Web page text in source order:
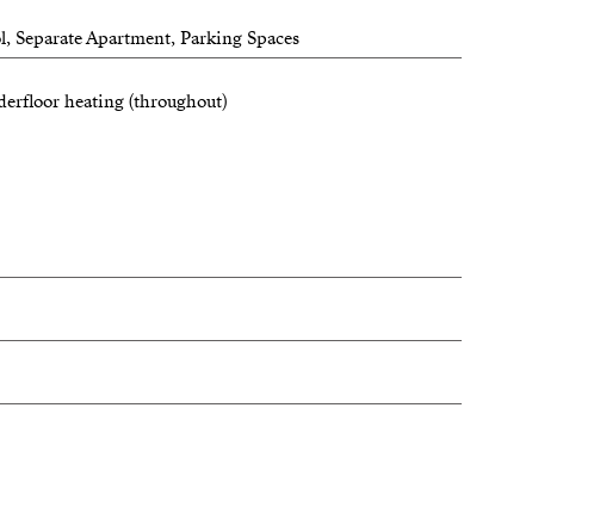
Separate Apartment, Parking Spaces
heating (throughout)